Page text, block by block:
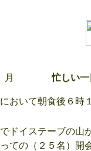
月忙しい
おいて朝食後６時
ドイステーブの山
ての（２５名）開